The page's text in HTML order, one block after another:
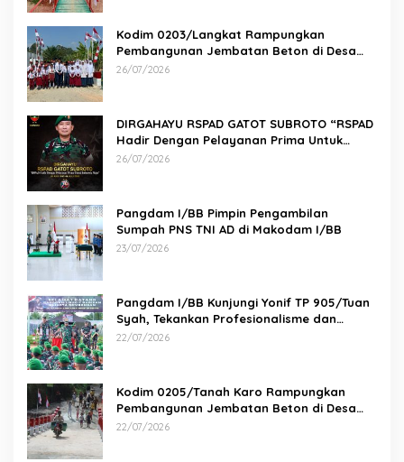
Kodim 0203/Langkat Rampungkan
Pembangunan Jembatan Beton di Desa
Paluh Manis
26/07/2026
DIRGAHAYU RSPAD GATOT SUBROTO “RSPAD
Hadir Dengan Pelayanan Prima Untuk
Indonesia Maju” 26 JULI 1950 – 26 JULI 2026
26/07/2026
Pangdam I/BB Pimpin Pengambilan
Sumpah PNS TNI AD di Makodam I/BB
23/07/2026
Pangdam I/BB Kunjungi Yonif TP 905/Tuan
Syah, Tekankan Profesionalisme dan
Kesiapan Prajurit
22/07/2026
Kodim 0205/Tanah Karo Rampungkan
Pembangunan Jembatan Beton di Desa
Pernantin
22/07/2026